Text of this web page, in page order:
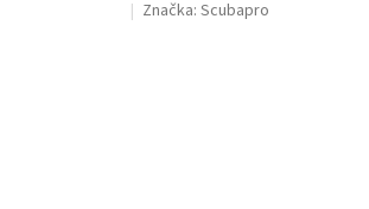
Značka: Scubapro